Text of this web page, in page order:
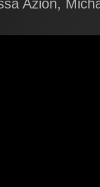
Azion,